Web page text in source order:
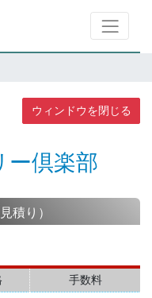
ウィンドウを閉じる
ー倶楽部
積り）
手数料